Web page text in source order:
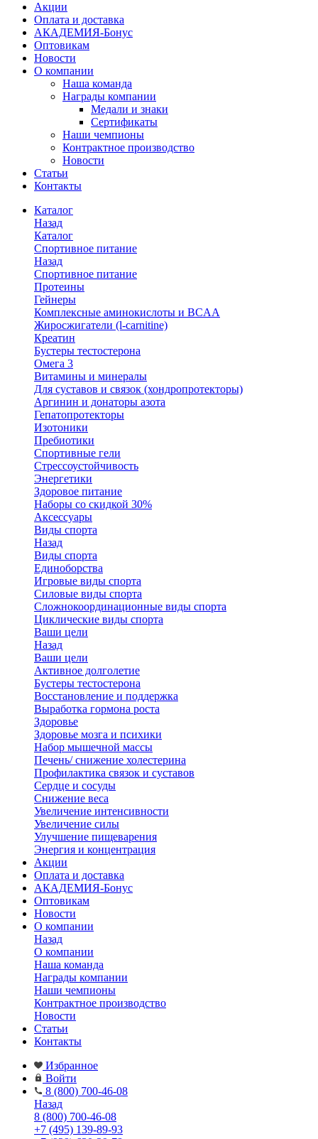
Акции
Оплата и доставка
АКАДЕМИЯ-Бонус
Оптовикам
Новости
О компании
Наша команда
Награды компании
Медали и знаки
Сертификаты
Наши чемпионы
Контрактное производство
Новости
Статьи
Контакты
Каталог
Назад
Каталог
Спортивное питание
Назад
Спортивное питание
Протеины
Гейнеры
Комплексные аминокислоты и BCAA
Жиросжигатели (l-carnitine)
Креатин
Бустеры тестостерона
Омега 3
Витамины и минералы
Для суставов и связок (хондропротекторы)
Аргинин и донаторы азота
Гепатопротекторы
Изотоники
Пребиотики
Спортивные гели
Стрессоустойчивость
Энергетики
Здоровое питание
Наборы со скидкой 30%
Аксессуары
Виды спорта
Назад
Виды спорта
Единоборства
Игровые виды спорта
Силовые виды спорта
Сложнокоординационные виды спорта
Циклические виды спорта
Ваши цели
Назад
Ваши цели
Активное долголетие
Бустеры тестостерона
Восстановление и поддержка
Выработка гормона роста
Здоровье
Здоровье мозга и психики
Набор мышечной массы
Печень/ снижение холестерина
Профилактика связок и суставов
Сердце и сосуды
Снижение веса
Увеличение интенсивности
Увеличение силы
Улучшение пищеварения
Энергия и концентрация
Акции
Оплата и доставка
АКАДЕМИЯ-Бонус
Оптовикам
Новости
О компании
Назад
О компании
Наша команда
Награды компании
Наши чемпионы
Контрактное производство
Новости
Статьи
Контакты
Избранное
Войти
8 (800) 700-46-08
Назад
8 (800) 700-46-08
+7 (495) 139-89-93